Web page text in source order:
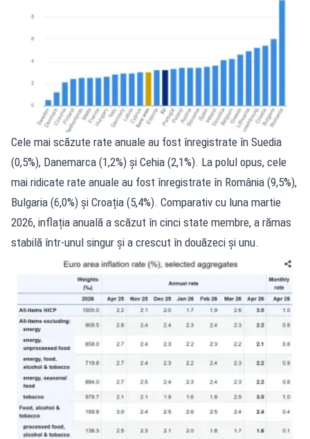
Cele mai scăzute rate anuale au fost înregistrate în Suedia
(0,5%), Danemarca (1,2%) și Cehia (2,1%). La polul opus, cele
mai ridicate rate anuale au fost înregistrate în România (9,5%),
Bulgaria (6,0%) și Croația (5,4%). Comparativ cu luna martie
2026, inflația anuală a scăzut în cinci state membre, a rămas
stabilă într-unul singur și a crescut în douăzeci și unu.